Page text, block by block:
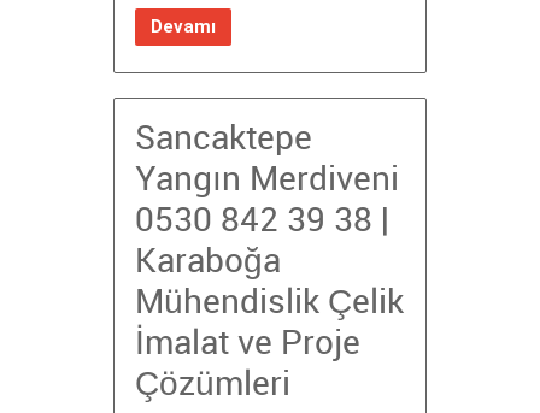
Devamı
Sancaktepe
Yangın Merdiveni
0530 842 39 38 |
Karaboğa
Mühendislik Çelik
İmalat ve Proje
Çözümleri